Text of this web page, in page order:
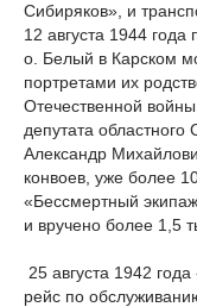
Сибиряков», и
12 августа 1944 года
о. Белый в Карском
портретами их
Отечественной
депутата
Александр
конвоев, уже более
«Бессмертный
и вручено более 1,5
25 августа 1942
рейс по